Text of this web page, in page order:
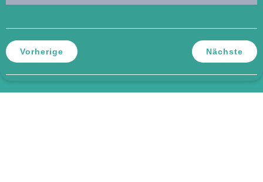
Vorherige Nächste